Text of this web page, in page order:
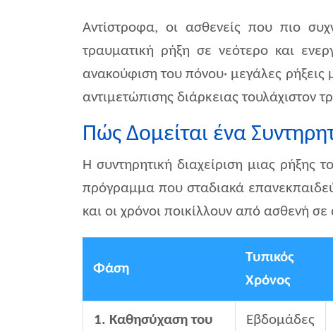
Αντίστροφα, οι ασθενείς που πιο
τραυματική ρήξη σε νεότερο και
ανακούφιση του πόνου· μεγάλες
αντιμετώπισης διάρκειας τουλάχιστον
Πώς Δομείται ένα
Η συντηρητική διαχείριση μιας ρήξης
πρόγραμμα που σταδιακά
και οι χρόνοι ποικίλλουν από ασθενή
Φάση
Τυπικός
Χρόνος
1. Καθησύχαση του
Εβδομάδες